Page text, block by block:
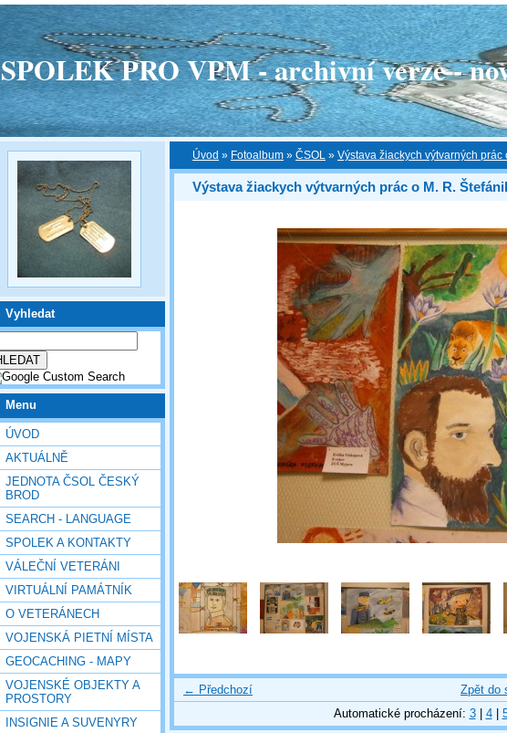
SPOLEK PRO VPM - archivní verze -
Vyhledat
Menu
ÚVOD
AKTUÁLNĚ
JEDNOTA ČSOL ČESKÝ
BROD
SEARCH - LANGUAGE
SPOLEK A KONTAKTY
VÁLEČNÍ VETERÁNI
VIRTUÁLNÍ PAMÁTNÍK
O VETERÁNECH
VOJENSKÁ PIETNÍ MÍSTA
GEOCACHING - MAPY
VOJENSKÉ OBJEKTY A
PROSTORY
INSIGNIE A SUVENYRY
Úvod » Fotoalbum » ČSOL » Výstava žiackych výtvarných prác
Výstava žiackych výtvarných prác o M. R.
← Předchozí
Zpět do
Automatické procházení: 3| 4|